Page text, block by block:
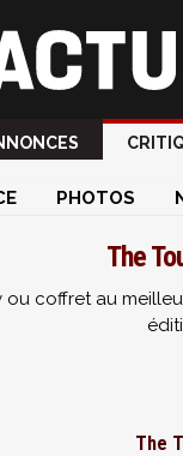
PHOTOS
The
ou coffret au
The